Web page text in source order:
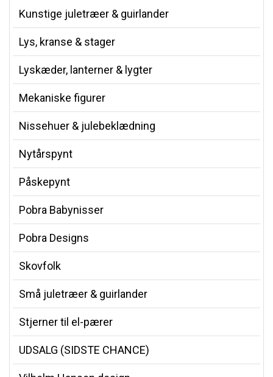
Kunstige juletræer & guirlander
Lys, kranse & stager
Lyskæder, lanterner & lygter
Mekaniske figurer
Nissehuer & julebeklædning
Nytårspynt
Påskepynt
Pobra Babynisser
Pobra Designs
Skovfolk
Små juletræer & guirlander
Stjerner til el-pærer
UDSALG (SIDSTE CHANCE)